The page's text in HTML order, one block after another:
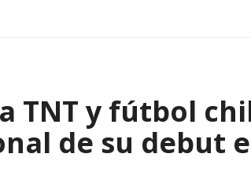
TNT y fútbol
de su debut